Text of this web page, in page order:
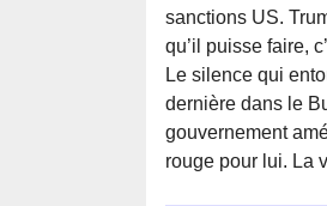
sanctions US.
qu’il puisse faire,
Le silence qui
dernière dans le
gouvernement
rouge pour lui. La